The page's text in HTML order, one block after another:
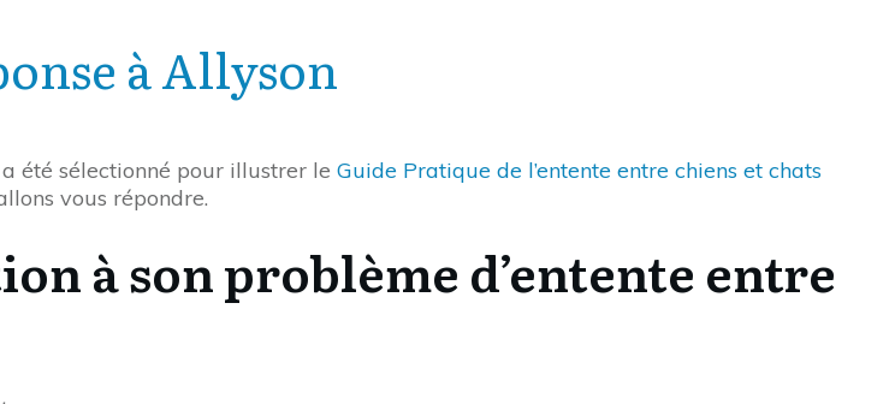
à Allyson
été sélectionné pour illustrer le Guide Pratique de l’entente entre chiens et chats
vous répondre.
à son problème d’entente entre